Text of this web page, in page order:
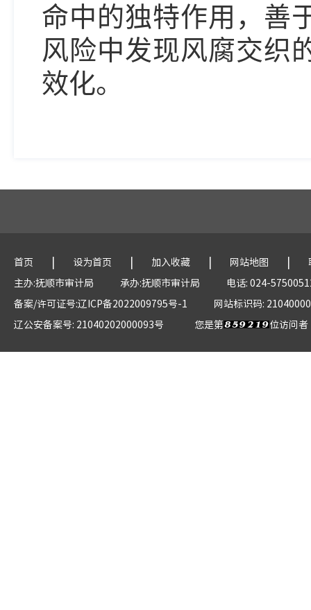
命中的独特作用，善
风险中发现风腐交织
效化。
首页 | 设为首页 | 加入收藏 | 网站地图 |
主办:抚顺市审计局
承办:抚顺市审计局
电话: 024-
备案/许可证号:辽ICP备2022009795号-1
网站标识码:
辽公安备案号: 21040202000093号
您是第 位访问者